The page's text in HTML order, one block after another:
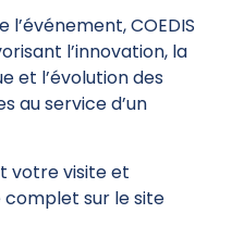
COEDIS
l’innovation, la
et l’évolution des
au service d’un
votre visite et
complet sur le site